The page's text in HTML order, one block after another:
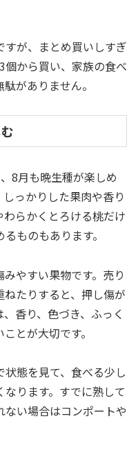
が、まとめ買いしすぎ
個から買い、家族の食べ
がありません。
8月も晩生種が楽しめ
っかりした果肉や香り
らかくとろける桃だけ
ものもあります。
やすい果物です。売り
たりすると、押し傷が
香り、色づき、ふっく
とが大切です。
態を見て、食べる少し
ります。すでに熟して
い場合はコンポートや